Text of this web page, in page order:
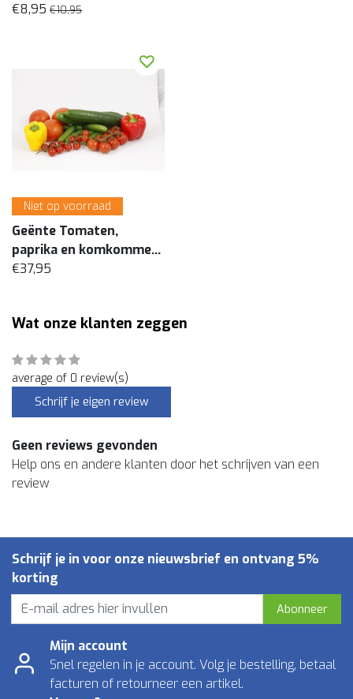
(8 planten)
€8,95 €10,95
Niet op voorraad
Geënte Tomaten,
paprika en komkommer
(16 planten)
€37,95
Wat onze klanten zeggen
average of 0 review(s)
Schrijf je eigen review
Geen reviews gevonden
Help ons en andere klanten door het schrijven van een
review
Schrijf je in voor onze nieuwsbrief en ontvang 5%
korting
Abonneer
Mijn account
Snel regelen in je account. Volg je bestelling, betaal
facturen of retourneer een artikel.